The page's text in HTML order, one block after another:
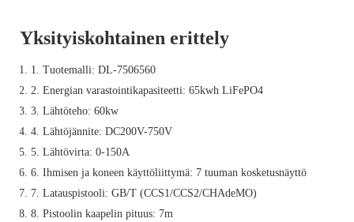
Yksityiskohtainen erittely
1. Tuotemalli: DL-7506560
2. Energian varastointikapasiteetti: 65kwh LiFePO4
3. Lähtöteho: 60kw
4. Lähtöjännite: DC200V-750V
5. Lähtövirta: 0-150A
6. Ihmisen ja koneen käyttöliittymä: 7 tuuman kosketusnäyttö
7. Latauspistooli: GB/T (CCS1/CCS2/CHAdeMO)
8. Pistoolin kaapelin pituus: 7m